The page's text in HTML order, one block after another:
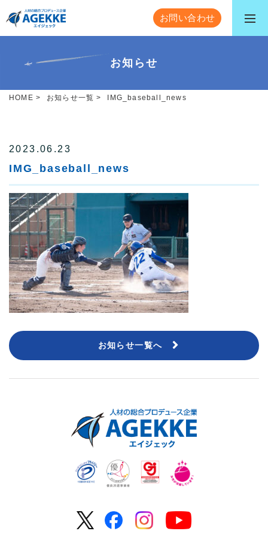
お問い合わせ
お知らせ
HOME > お知らせ一覧 > IMG_baseball_news
2023.06.23
IMG_baseball_news
お知らせ一覧へ